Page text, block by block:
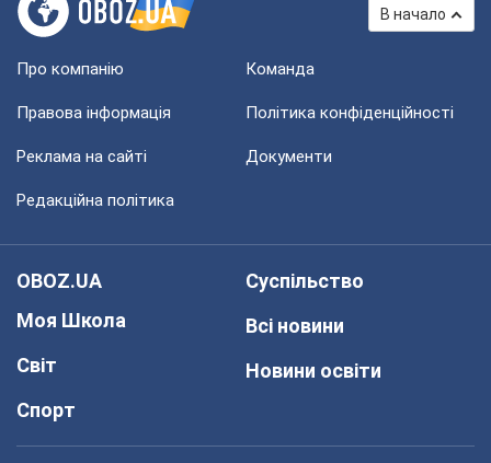
В начало
Про компанію Команда
Правова інформація Політика конфіденційності
Реклама на сайті Документи
Редакційна політика
OBOZ.UA
Моя Школа
Світ
Спорт
Суспільство
Всі новини
Новини освіти